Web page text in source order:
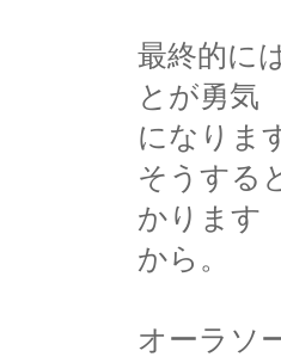
最終的に
とが勇気
になりま
そうする
かります
から。
オーラソ